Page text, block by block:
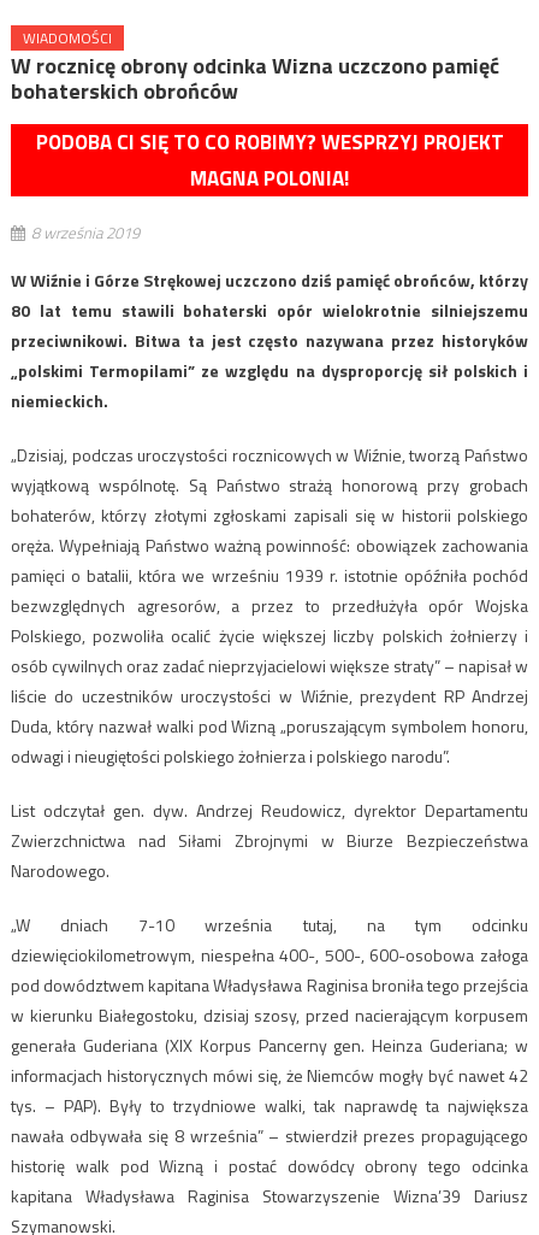
WIADOMOŚCI
W rocznicę obrony odcinka Wizna uczczono pamięć
bohaterskich obrońców
PODOBA CI SIĘ TO CO ROBIMY? WESPRZYJ PROJEKT
MAGNA POLONIA!
8 września 2019
W Wiźnie i Górze Strękowej uczczono dziś pamięć obrońców, którzy
80 lat temu stawili bohaterski opór wielokrotnie silniejszemu
przeciwnikowi. Bitwa ta jest często nazywana przez historyków
„polskimi Termopilami” ze względu na dysproporcję sił polskich i
niemieckich.
„Dzisiaj, podczas uroczystości rocznicowych w Wiźnie, tworzą Państwo
wyjątkową wspólnotę. Są Państwo strażą honorową przy grobach
bohaterów, którzy złotymi zgłoskami zapisali się w historii polskiego
oręża. Wypełniają Państwo ważną powinność: obowiązek zachowania
pamięci o batalii, która we wrześniu 1939 r. istotnie opóźniła pochód
bezwzględnych agresorów, a przez to przedłużyła opór Wojska
Polskiego, pozwoliła ocalić życie większej liczby polskich żołnierzy i
osób cywilnych oraz zadać nieprzyjacielowi większe straty” – napisał w
liście do uczestników uroczystości w Wiźnie, prezydent RP Andrzej
Duda, który nazwał walki pod Wizną „poruszającym symbolem honoru,
odwagi i nieugiętości polskiego żołnierza i polskiego narodu”.
List odczytał gen. dyw. Andrzej Reudowicz, dyrektor Departamentu
Zwierzchnictwa nad Siłami Zbrojnymi w Biurze Bezpieczeństwa
Narodowego.
„W dniach 7-10 września tutaj, na tym odcinku
dziewięciokilometrowym, niespełna 400-, 500-, 600-osobowa załoga
pod dowództwem kapitana Władysława Raginisa broniła tego przejścia
w kierunku Białegostoku, dzisiaj szosy, przed nacierającym korpusem
generała Guderiana (XIX Korpus Pancerny gen. Heinza Guderiana; w
informacjach historycznych mówi się, że Niemców mogły być nawet 42
tys. – PAP). Były to trzydniowe walki, tak naprawdę ta największa
nawała odbywała się 8 września” – stwierdził prezes propagującego
historię walk pod Wizną i postać dowódcy obrony tego odcinka
kapitana Władysława Raginisa Stowarzyszenie Wizna’39 Dariusz
Szymanowski.